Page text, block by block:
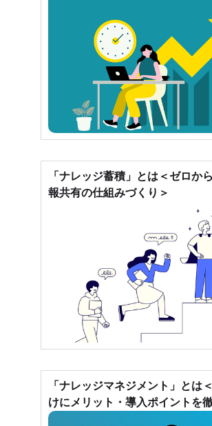
「ナレッジ蓄積」とは＜ゼロか
報共有の仕組みづくり＞
「ナレッジマネジメント」とは
けにメリット・導入ポイントを